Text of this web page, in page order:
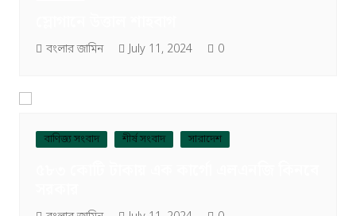
বংলার জামিন July 11, 2024 0
বাণিজ্য সংবাদ শীর্ষ সংবাদ সারাদেশ